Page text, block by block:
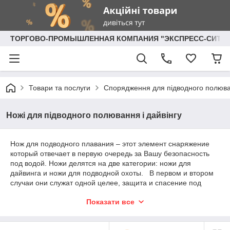
ТОРГОВО-ПРОМЫШЛЕННАЯ КОМПАНИЯ "ЭКСПРЕСС-СИТИ"
Товари та послуги Спорядження для підводного
Ножі для підводного полювання і дайвінгу
Нож для подводного плавания – этот элемент снаряжение
который отвечает в первую очередь за Вашу безопасность
под водой. Ножи делятся на две категории: ножи для
дайвинга и ножи для подводной охоты. В первом и втором
случаи они служат одной целее, защита и спасение под
дайвинга также очень важно и как правило крепится на ноги
клетка. Именно с этого места легче всего достается нож в
Показати все